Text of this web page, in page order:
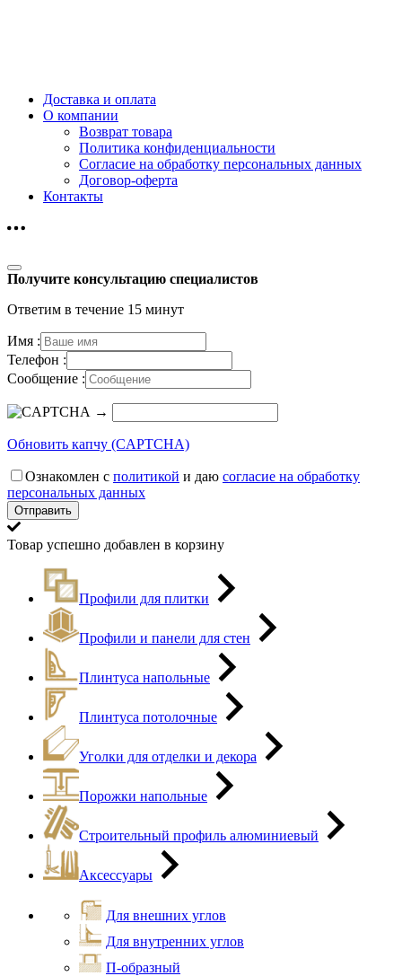
Доставка и оплата
О компании
Возврат товара
Политика конфиденциальности
Согласие на обработку персональных данных
Договор-оферта
Контакты
Получите консультацию специалистов
Ответим в течение 15 минут
Имя :
Телефон :
Сообщение :
→
Обновить капчу (CAPTCHA)
Ознакомлен с политикой и даю согласие на обработку
персональных данных
Товар успешно добавлен в корзину
Профили для плитки
Профили и панели для стен
Плинтуса напольные
Плинтуса потолочные
Уголки для отделки и декора
Порожки напольные
Строительный профиль алюминиевый
Аксессуары
Для внешних углов
Для внутренних углов
П-образный